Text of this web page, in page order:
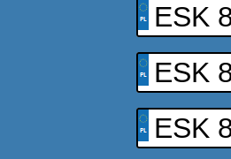
ESK
ESK
ESK